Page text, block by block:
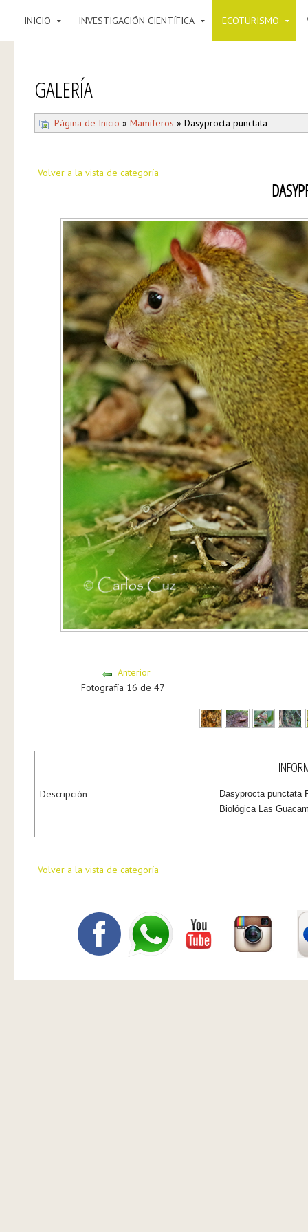
INICIO INVESTIGACIÓN CIENTÍFICA ECOTURISMO
GALERÍA
Página de Inicio » Mamíferos » Dasyprocta punctata
Volver a la vista de categoría
Anterior
Fotografía 16 de 47
Descripción
Dasyprocta punctata
Biológica Las
Volver a la vista de categoría